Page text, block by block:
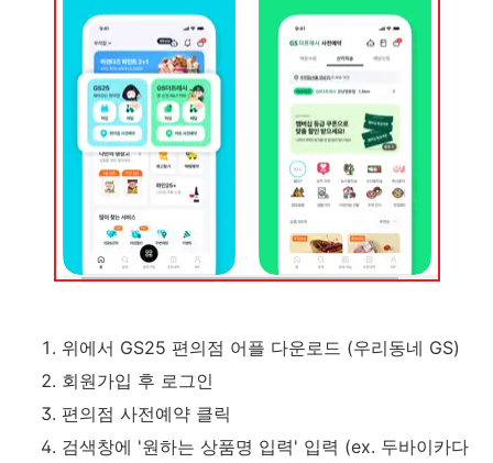
위에서 GS25 편의점 어플 다운로드 (우리동네 GS)
회원가입 후 로그인
편의점 사전예약 클릭
검색창에 '원하는 상품명 입력' 입력 (ex. 두바이카다